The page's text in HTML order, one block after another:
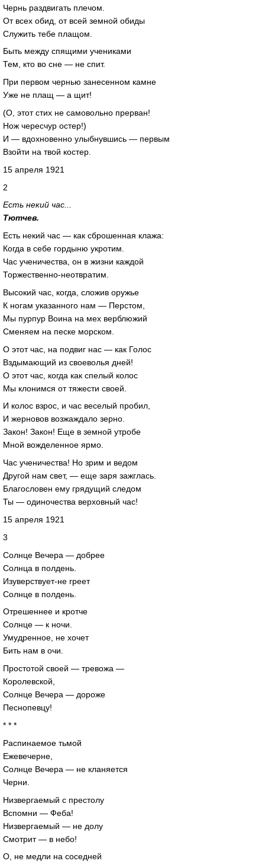
Чернь раздвигать плечом.
От всех обид, от всей земной обиды
Служить тебе плащом.
Быть между спящими учениками
Тем, кто во сне — не спит.
При первом чернью занесенном камне
Уже не плащ — а щит!
(О, этот стих не самовольно прерван!
Нож чересчур остер!)
И — вдохновенно улыбнувшись — первым
Взойти на твой костер.
15 апреля 1921
2
Есть некий час...
Тютчев.
Есть некий час — как сброшенная клажа:
Когда в себе гордыню укротим.
Час ученичества, он в жизни каждой
Торжественно-неотвратим.
Высокий час, когда, сложив оружье
К ногам указанного нам — Перстом,
Мы пурпур Воина на мех верблюжий
Сменяем на песке морском.
О этот час, на подвиг нас — как Голос
Вздымающий из своеволья дней!
О этот час, когда как спелый колос
Мы клонимся от тяжести своей.
И колос взрос, и час веселый пробил,
И жерновов возжаждало зерно.
Закон! Закон! Еще в земной утробе
Мной вожделенное ярмо.
Час ученичества! Но зрим и ведом
Другой нам свет, — еще заря зажглась.
Благословен ему грядущий следом
Ты — одиночества верховный час!
15 апреля 1921
3
Солнце Вечера — добрее
Солнца в полдень.
Изуверствует-не греет
Солнце в полдень.
Отрешеннее и кротче
Солнце — к ночи.
Умудренное, не хочет
Бить нам в очи.
Простотой своей — тревожа —
Королевской,
Солнце Вечера — дороже
Песнопевцу!
* * *
Распинаемое тьмой
Ежевечерне,
Солнце Вечера — не кланяется
Черни.
Низвергаемый с престолу
Вспомни — Феба!
Низвергаемый — не долу
Смотрит — в небо!
О, не медли на соседней